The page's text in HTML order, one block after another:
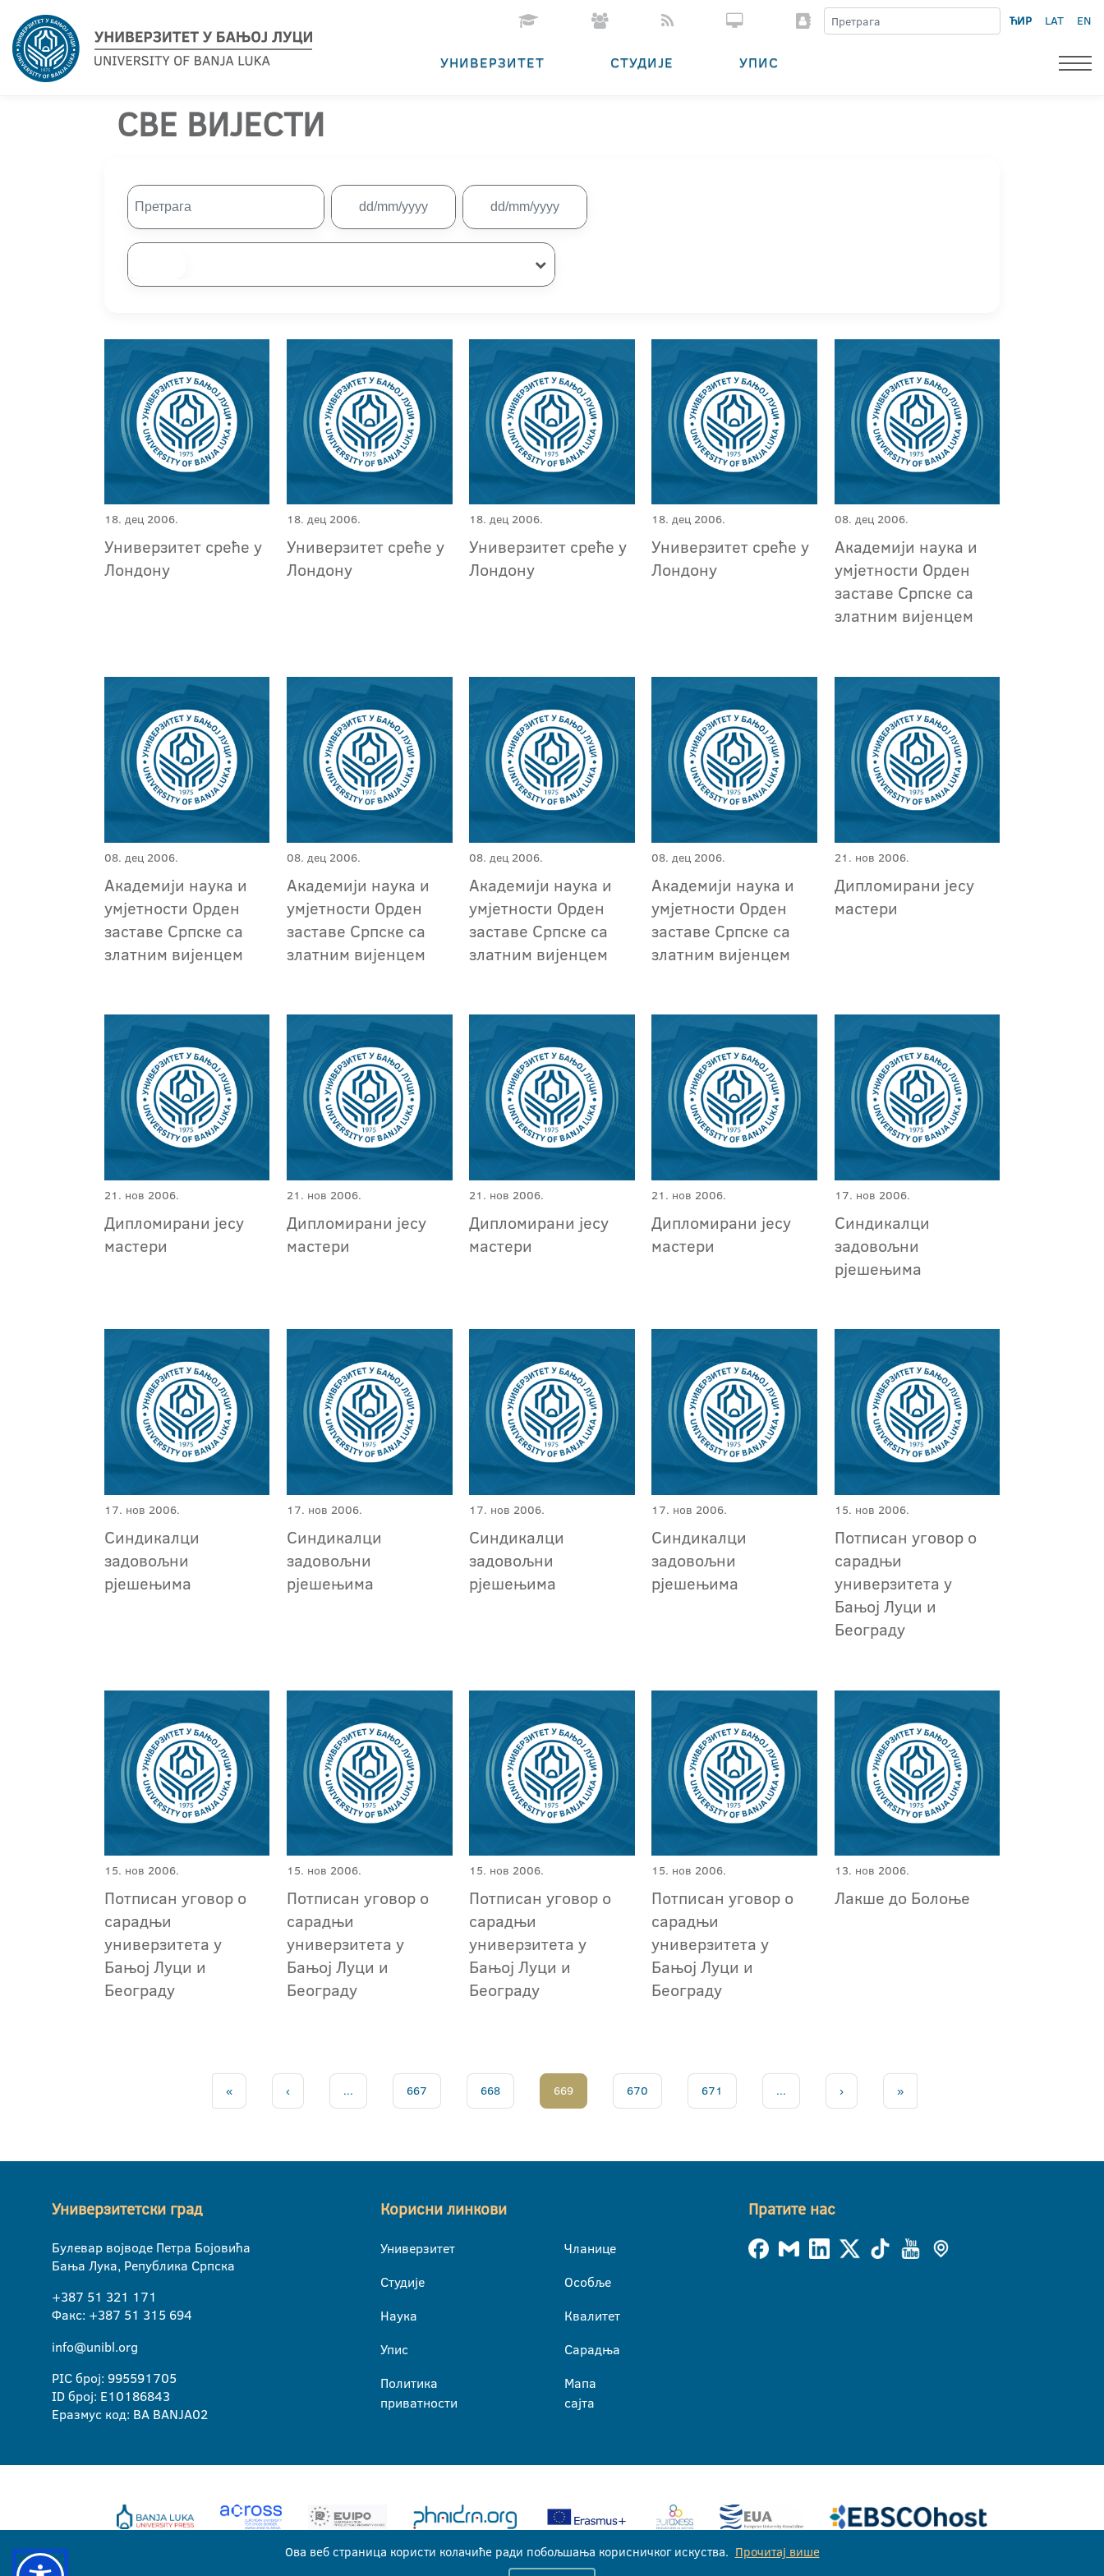
ЋИР LAT EN
УНИВЕРЗИТЕТ СТУДИЈЕ УПИС
СВЕ ВИЈЕСТИ
18. дец 2006.
Универзитет среће у
Лондону
18. дец 2006.
Универзитет среће у
Лондону
18. дец 2006.
Универзитет среће у
Лондону
18. дец 2006.
Универзитет среће у
Лондону
08. дец 2006.
Академији наука и
умјетности Орден
заставе Српске са
златним вијенцем
08. дец 2006.
Академији наука и
умјетности Орден
заставе Српске са
златним вијенцем
08. дец 2006.
Академији наука и
умјетности Орден
заставе Српске са
златним вијенцем
08. дец 2006.
Академији наука и
умјетности Орден
заставе Српске са
златним вијенцем
08. дец 2006.
Академији наука и
умјетности Орден
заставе Српске са
златним вијенцем
21. нов 2006.
Дипломирани јесу
мастери
21. нов 2006.
Дипломирани јесу
мастери
21. нов 2006.
Дипломирани јесу
мастери
21. нов 2006.
Дипломирани јесу
мастери
21. нов 2006.
Дипломирани јесу
мастери
17. нов 2006.
Синдикалци
задовољни
рјешењима
17. нов 2006.
Синдикалци
задовољни
рјешењима
17. нов 2006.
Синдикалци
задовољни
рјешењима
17. нов 2006.
Синдикалци
задовољни
рјешењима
17. нов 2006.
Синдикалци
задовољни
рјешењима
15. нов 2006.
Потписан уговор о
сарадњи
универзитета у
Бањој Луци и
Београду
15. нов 2006.
Потписан уговор о
сарадњи
универзитета у
Бањој Луци и
Београду
15. нов 2006.
Потписан уговор о
сарадњи
универзитета у
Бањој Луци и
Београду
15. нов 2006.
Потписан уговор о
сарадњи
универзитета у
Бањој Луци и
Београду
15. нов 2006.
Потписан уговор о
сарадњи
универзитета у
Бањој Луци и
Београду
13. нов 2006.
Лакше до Болоње
« ‹ ... 667 668 669 670 671 ... › »
Универзитетски град
Булевар војводе Петра Бојовића
Бања Лука, Република Српска
+387 51 321 171
Факс: +387 51 315 694
info@unibl.org
PIC број: 995591705
ID број: E10186843
Еразмус код: BA BANJA02
Корисни линкови
Универзитет
Студије
Наука
Упис
Политика
приватности
Чланице
Особље
Квалитет
Сарадња
Мапа
сајта
Пратите нас
Ова веб страница користи колачиће ради побољшања корисничког искуства. Прочитај више